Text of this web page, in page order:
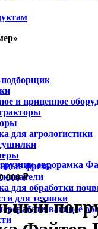
подборщик
и прицепное
для агрологистики
фрезы
для обработки
для техники
еврорамка
900₽